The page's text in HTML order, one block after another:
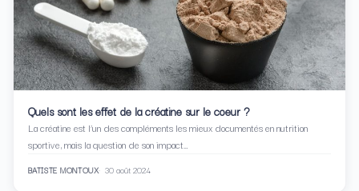
Quels sont les effet de la créatine sur le coeur ?
La créatine est l’un des compléments les mieux documentés en nutrition
sportive, mais la question de son impact…
BATISTE MONTOUX 30 août 2024